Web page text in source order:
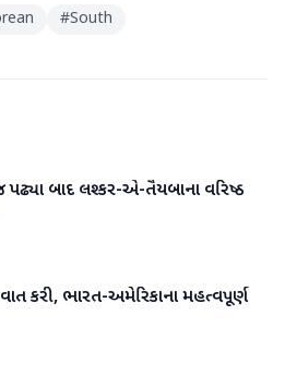
#South
પઢ્યા બાદ લશ્કર-એ-તૈયબાના વરિષ્ઠ
કરી, ભારત-અમેરિકાના મહત્વપૂર્ણ